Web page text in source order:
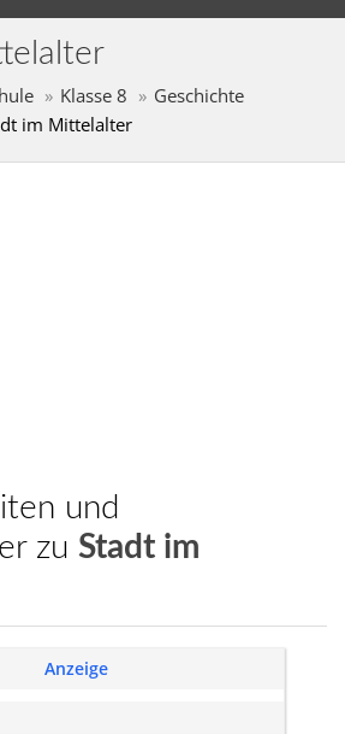
Klasse 8
Geschichte
im Mittelalter
zu Stadt im
Anzeige